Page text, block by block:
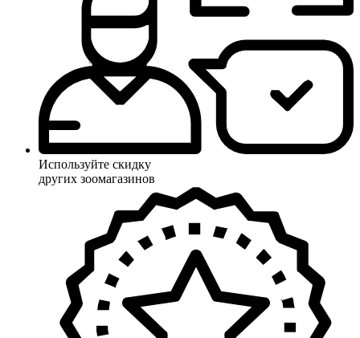
Используйте скидку
других зоомагазинов